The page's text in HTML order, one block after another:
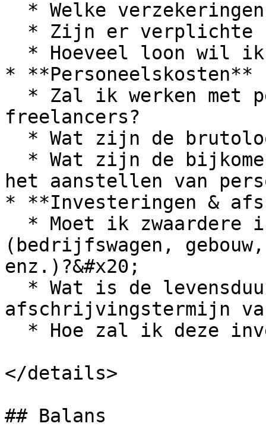
* **Personeelskosten**
freelancers?
het aanstellen van
* **Investeringen &
(bedrijfswagen,
enz.)?&#x20;
afschrijvingstermijn
</details>
## Balans